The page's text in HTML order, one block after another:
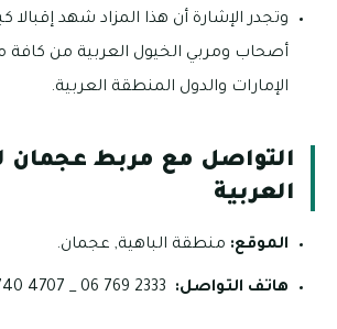
وتجدر الإشارة أن هذا المزاد شهد إقبالا
أصحاب ومربي الخيول العربية من كافة
الإمارات والدول المنطقة العربية.
التواصل مع مربط عجمان
العربية
الموقع: منطقة الباهية, عجمان.
هاتف التواصل: